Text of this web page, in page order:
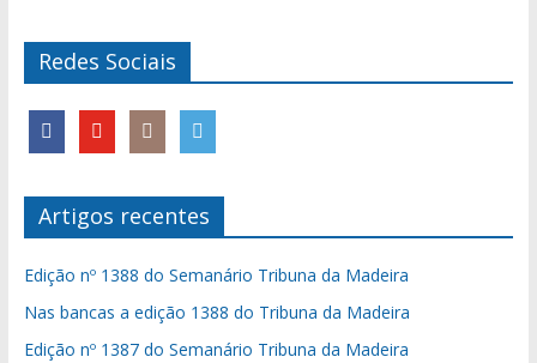
Redes Sociais
Artigos recentes
Edição nº 1388 do Semanário Tribuna da Madeira
Nas bancas a edição 1388 do Tribuna da Madeira
Edição nº 1387 do Semanário Tribuna da Madeira